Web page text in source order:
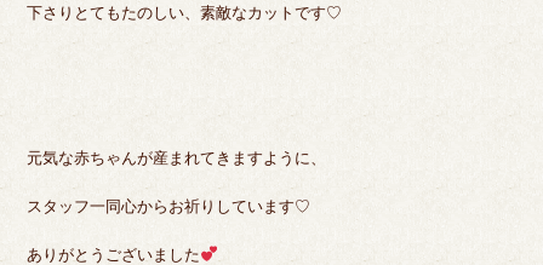
下さりとてもたのしい、素敵なカットです♡
元気な赤ちゃんが産まれてきますように、
スタッフ一同心からお祈りしています♡
ありがとうございました